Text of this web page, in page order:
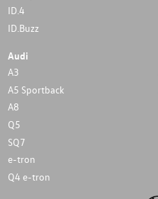
ID.4
ID.Buzz
Audi
A3
A5 Sportback
A8
Q5
SQ7
e-tron
Q4 e-tron